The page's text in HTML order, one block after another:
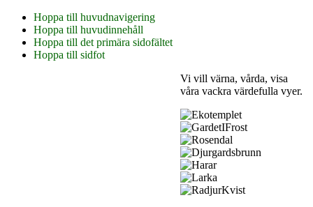
Hoppa till huvudnavigering
Hoppa till huvudinnehåll
Hoppa till det primära sidofältet
Hoppa till sidfot
Vi vill värna, vårda, visa
våra vackra värdefulla vyer.